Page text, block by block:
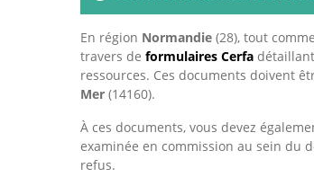
En région Normandie (28), tout
travers de formulaires Cerfa
ressources. Ces documents doivent
Mer (14160).
À ces documents, vous devez
examinée en commission au sein du
refus.